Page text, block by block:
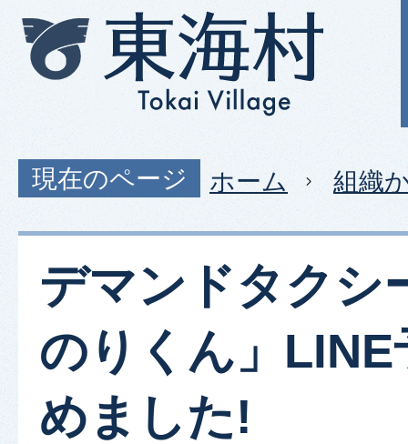
現在のページ ホーム 組織
デマンドタクシ
のりくん」LINE
めました!